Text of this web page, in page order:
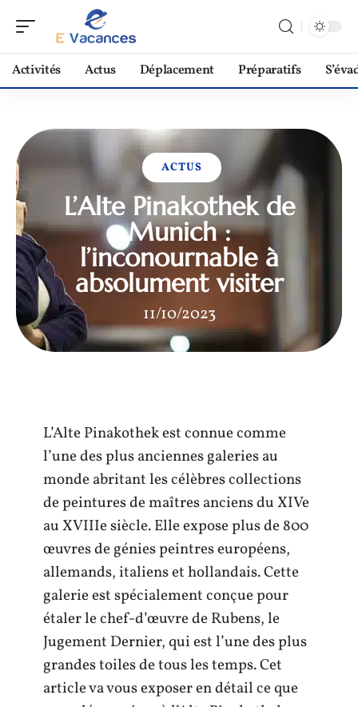
Activités Actus Déplacement Préparatifs
ACTUS
L’Alte Pinakothek de
Munich :
l’inconournable à
absolument visiter
11/10/2023
L’Alte Pinakothek est connue comme
l’une des plus anciennes galeries au
monde abritant les célèbres collections
de peintures de maîtres anciens du XIVe
au XVIIIe siècle. Elle expose plus de 800
œuvres de génies peintres européens,
allemands, italiens et hollandais. Cette
galerie est spécialement conçue pour
étaler le chef-d’œuvre de Rubens, le
Jugement Dernier, qui est l’une des plus
grandes toiles de tous les temps. Cet
article va vous exposer en détail ce que